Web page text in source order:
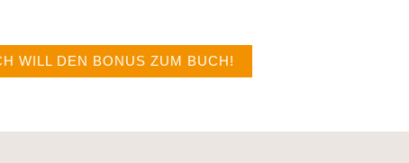
WILL DEN BONUS ZUM BUCH!